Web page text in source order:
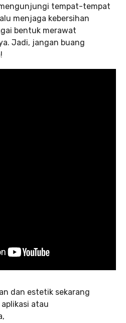
tempat-tempat
menjaga kebersihan
bentuk merawat
Jadi, jangan buang
dan estetik sekarang
atau